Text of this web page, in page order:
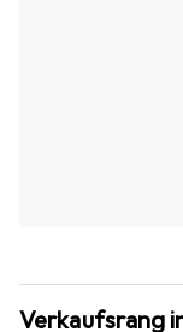
Verkaufsrang